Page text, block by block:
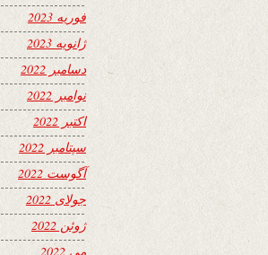
فوریه 2023
ژانویه 2023
دسامبر 2022
نوامبر 2022
اکتبر 2022
سپتامبر 2022
آگوست 2022
جولای 2022
ژوئن 2022
می 2022